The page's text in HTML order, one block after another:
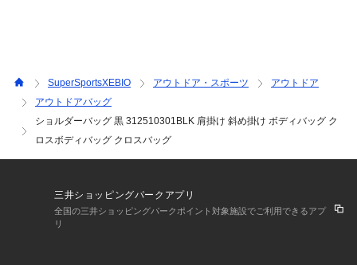
ラック apsm20 黒 ブラック 0525lcpn_a 10pc0620 cpl92r x
mas2025_ssx_teens_bag
SuperSportsXEBIO アウトドア・スポーツ
アウトドア
アウトドアバッグ
ショルダーバッグ 黒 312510301BLK 肩掛け 斜め掛け ボディバッグ ク
ロスボディバッグ クロスバッグ
三井ショッピングパークアプリ
全国の三井ショッピングパークポイント対象施設でご利用できるアプ
リ